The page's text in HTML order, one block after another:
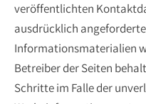
veröffentlichten
ausdrücklich
Informationsmaterialien
Betreiber der Seiten
Schritte im Falle der